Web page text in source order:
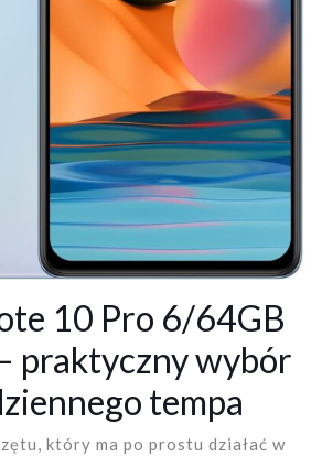
10 Pro 6/64GB
praktyczny wybór
tempa
który ma po prostu działać w